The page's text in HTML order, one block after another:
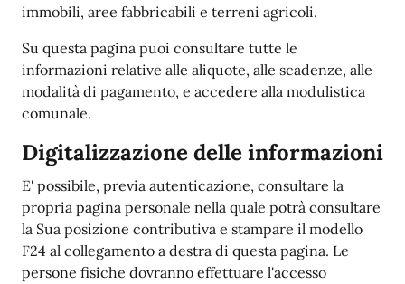
immobili, aree fabbricabili e terreni agricoli.
Su questa pagina puoi consultare tutte le
informazioni relative alle aliquote, alle scadenze, alle
modalità di pagamento, e accedere alla modulistica
comunale.
Digitalizzazione delle informazioni
E' possibile, previa autenticazione, consultare la
propria pagina personale nella quale potrà consultare
la Sua posizione contributiva e stampare il modello
F24 al collegamento a destra di questa pagina. Le
persone fisiche dovranno effettuare l'accesso